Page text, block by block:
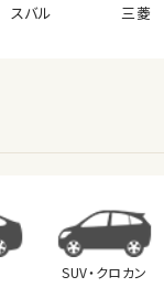
スバル 三菱
SUV・クロカン